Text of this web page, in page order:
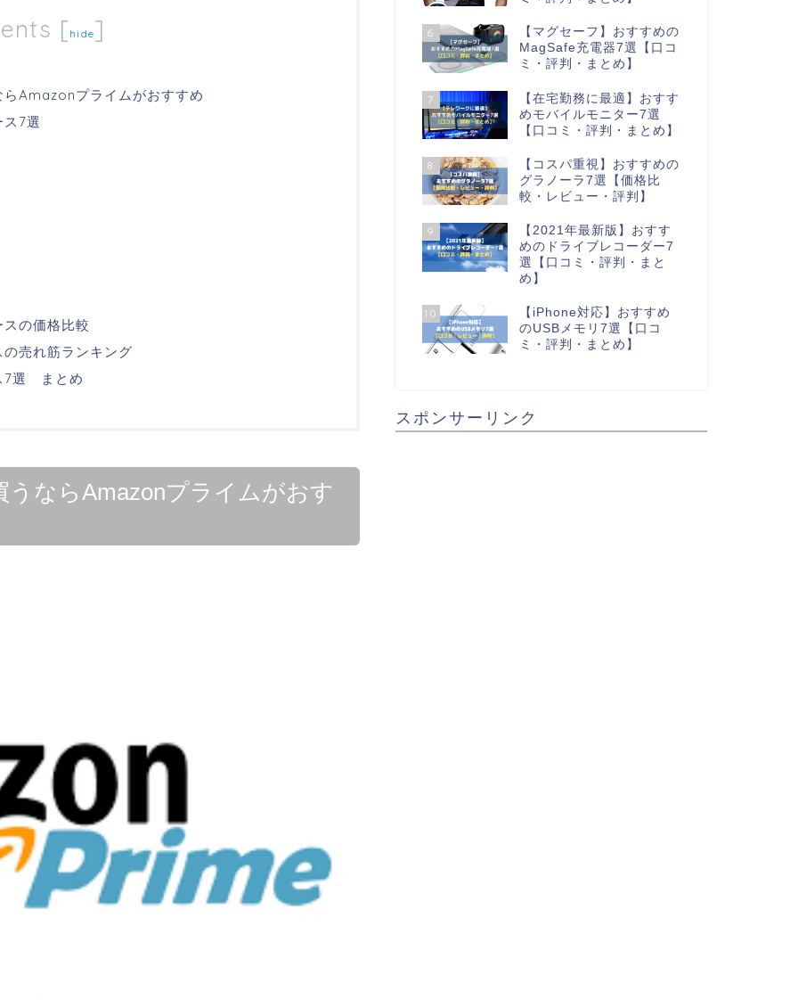
[ hide]
Amazonプライムがおすすめ
7選
の価格比較
売れ筋ランキング
7選 まとめ
ならAmazonプライムがおす
6
【マグセーフ】おすすめの
MagSafe充電器7選【口コ
ミ・評判・まとめ】
7
【在宅勤務に最適】おすす
めモバイルモニター7選
【口コミ・評判・まとめ】
8
【コスパ重視】おすすめの
グラノーラ7選【価格比
較・レビュー・評判】
9
【2021年最新版】おすす
めのドライブレコーダー7
選【口コミ・評判・まと
め】
10
【iPhone対応】おすすめ
のUSBメモリ7選【口コ
ミ・評判・まとめ】
スポンサーリンク